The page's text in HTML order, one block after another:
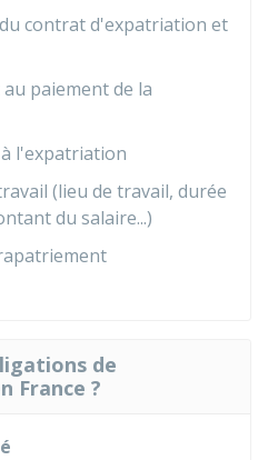
contrat d'expatriation et
paiement de la
l'expatriation
(lieu de travail, durée
du salaire...)
de
France ?